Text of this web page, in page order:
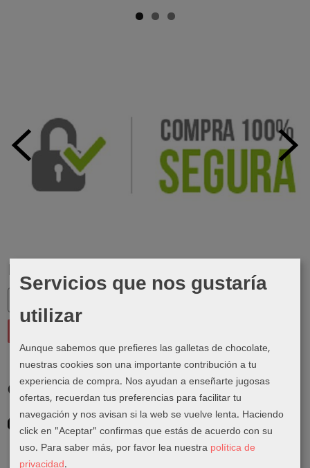
Costes de Envío
GRATIS *
Consultar Destinos
Servicios que nos gustaría
utilizar
Aunque sabemos que prefieres las galletas de chocolate,
nuestras cookies son una importante contribución a tu
experiencia de compra. Nos ayudan a enseñarte jugosas
ofertas, recuerdan tus preferencias para facilitar tu
navegación y nos avisan si la web se vuelve lenta. Haciendo
click en "Aceptar" confirmas que estás de acuerdo con su
uso. Para saber más, por favor lea nuestra política de
privacidad.